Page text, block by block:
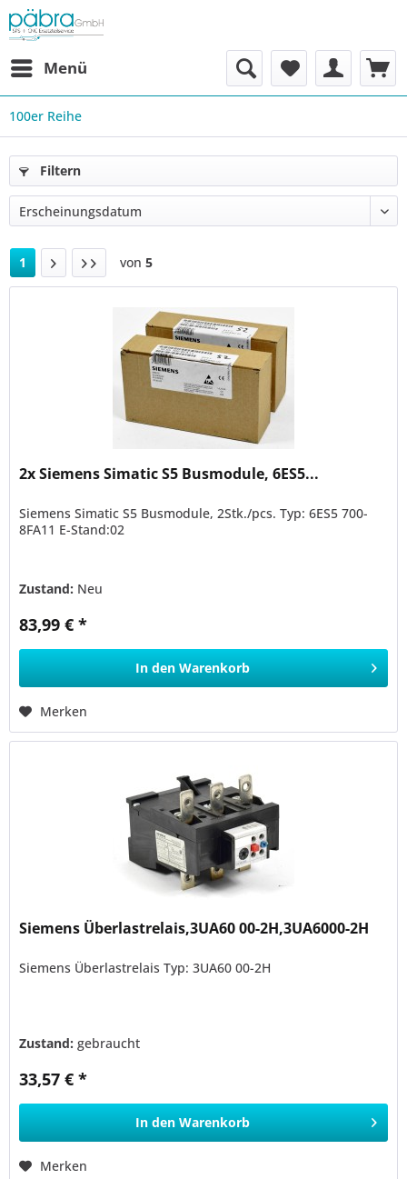
Menü
100er Reihe
Filtern
1 von 5
2x Siemens Simatic S5 Busmodule, 6ES5...
Siemens Simatic S5 Busmodule, 2Stk./pcs. Typ: 6ES5 700-
8FA11 E-Stand:02
Zustand: Neu
83,99 € *
In den Warenkorb
Merken
Siemens Überlastrelais,3UA60 00-2H,3UA6000-2H
Siemens Überlastrelais Typ: 3UA60 00-2H
Zustand:gebraucht
33,57 € *
In den Warenkorb
Merken